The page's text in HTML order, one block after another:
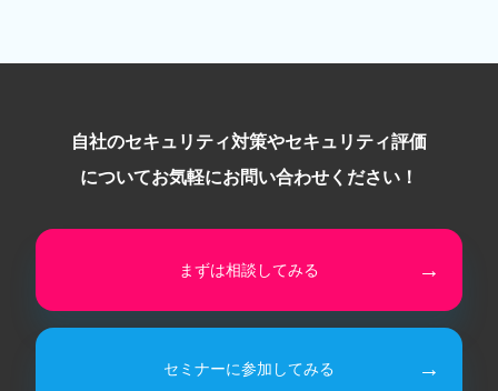
自社のセキュリティ対策やセキュリティ評価
についてお気軽にお問い合わせください！
まずは相談してみる
セミナーに参加してみる